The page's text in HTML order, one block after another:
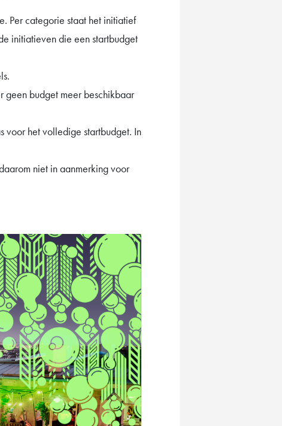
Per categorie staat het initiatief
initiatieven die een startbudget
geen budget meer beschikbaar
voor het volledige startbudget. In
niet in aanmerking voor